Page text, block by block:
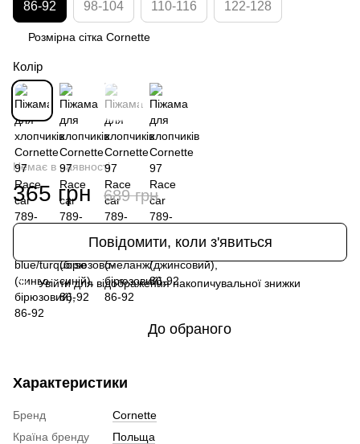
86-92 98-104 110-116 122-128
Розмірна сітка Cornette
Колір
Немає в наявності
365 грн 689 грн
Повідомити, коли з'явиться
% Увійтидля відображення накопичувальної знижки
До обраного
Характеристики
Бренд
Cornette
Країна бренду
Польща